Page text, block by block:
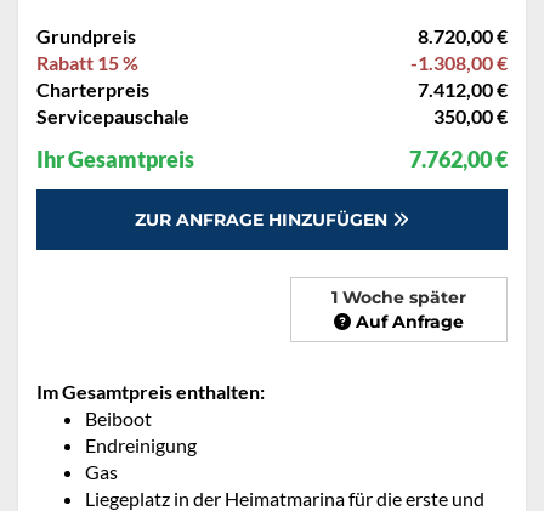
Grundpreis
8.720,00 €
Rabatt 15 %
-1.308,00 €
Charterpreis
7.412,00 €
Servicepauschale
350,00 €
Ihr Gesamtpreis 7.762,00 €
ZUR ANFRAGE HINZUFÜGEN
1 Woche später
Auf Anfrage
Im Gesamtpreis enthalten:
Beiboot
Endreinigung
Gas
Liegeplatz in der Heimatmarina für die erste und